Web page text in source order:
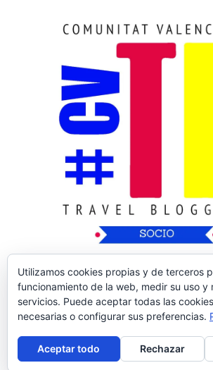
Copyright © 2026Nos Vamos de
de:Theme Horse | Desarrollado por:
Utilizamos cookies propias y de terceros
funcionamiento de la web, medir su uso y
servicios. Puede aceptar todas las
necesarias o configurar sus preferencias.
Aceptar todo Rechazar